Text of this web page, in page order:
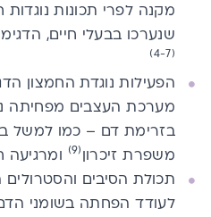
מקנה לפרי תכונות נוגדות
שנערכו בבעלי חיים,
(4-7)
הפעילות נוגדת החמצון
מערכת העצבים מפחיתה
בזרימת דם – כמו למשל
משפרת זיכרון(9) ומרגיעה
תכולת הסיבים
לעודד הפחתה בשומני